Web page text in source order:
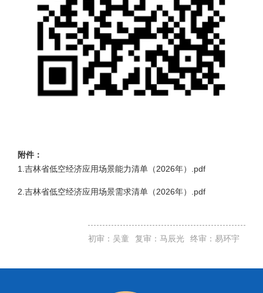
附件：
1.吉林省低空经济应用场景能力清单（2026年）.pdf
2.吉林省低空经济应用场景需求清单（2026年）.pdf
初审：吴童 复审：马辰光 终审：易环宇